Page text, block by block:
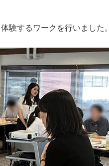
験するワークを行いました。